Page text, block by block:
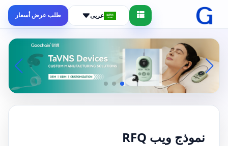
عربى طلب عرض أسعار
نموذج ويب RFQ